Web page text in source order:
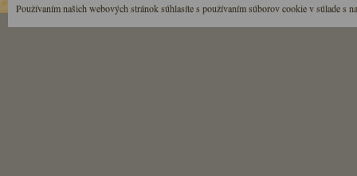
Používaním našich webových stránok súhlasíte s používaním súborov cookie v súlade s